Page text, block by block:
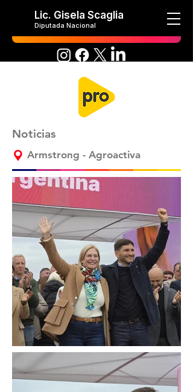
Lic. Gisela Scaglia
Diputada Nacional
Noticias
Armstrong - Agroactiva